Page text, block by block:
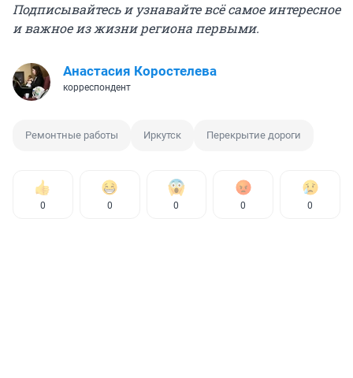
Подписывайтесь и узнавайте всё самое интересное
и важное из жизни региона первыми.
Анастасия Коростелева
корреспондент
Ремонтные работы Иркутск Перекрытие дороги
0 0 0 0 0